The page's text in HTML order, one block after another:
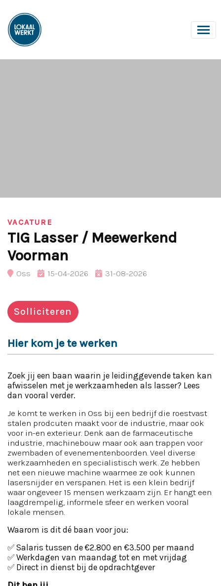
VACATURE
TIG Lasser / Meewerkend
Voorman
Oss 15-04-2026 31-08-2026
Solliciteren
Hier kom je te werken
Zoek jij een baan waarin je leidinggevende taken kan
afwisselen met je werkzaamheden als lasser? Lees
dan vooral verder.
Je komt te werken in Oss bij een bedrijf die roestvast
stalen prodcuten maakt voor de industrie, maar ook
voor in-en exterieur. Denk aan de farmaceutische
industrie, machinebouw maar ook aan trappen voor
zwembaden of evenementenboorden. Veel diverse
werkzaamheden en specialistisch werk. Ze hebben
net een nieuwe machine waarmee ze ook kunnen
lasersnijder en verspanen. Het is een klein bedrijf
waar ongeveer 15 mensen werkzaam zijn. Er hangt een
laagdrempelig, informele sfeer en werken vooral
lokale mensen.
Waarom is dit dé baan voor jou:
✅ Salaris tussen de €2.800 en €3.500 per maand
✅ Werkdagen van maandag tot en met vrijdag
✅ Direct in dienst bij de opdrachtgever